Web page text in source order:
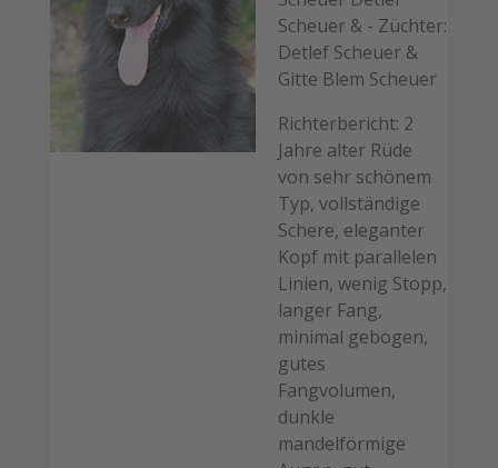
Scheuer & - Züchter:
Detlef Scheuer &
Gitte Blem Scheuer
Richterbericht: 2
Jahre alter Rüde
von sehr schönem
Typ, vollständige
Schere, eleganter
Kopf mit parallelen
Linien, wenig Stopp,
langer Fang,
minimal gebogen,
gutes
Fangvolumen,
dunkle
mandelförmige